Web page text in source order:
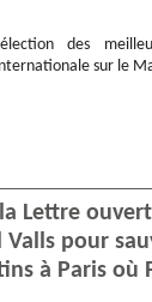
des
sur le
la Lettre
pour
à Paris où